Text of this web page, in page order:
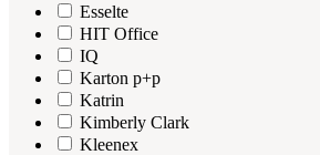
Esselte
HIT Office
IQ
Karton p+p
Katrin
Kimberly Clark
Kleenex